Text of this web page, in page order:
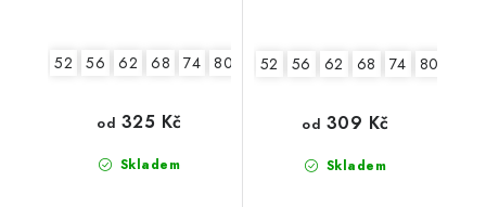
52 56 62 68 74 80 86
Skladem
od 325 Kč
52 56 62 68 74 80
Skladem
od 309 Kč